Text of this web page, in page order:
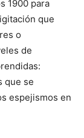
1900 para
que
o
de
que se
espejismos en